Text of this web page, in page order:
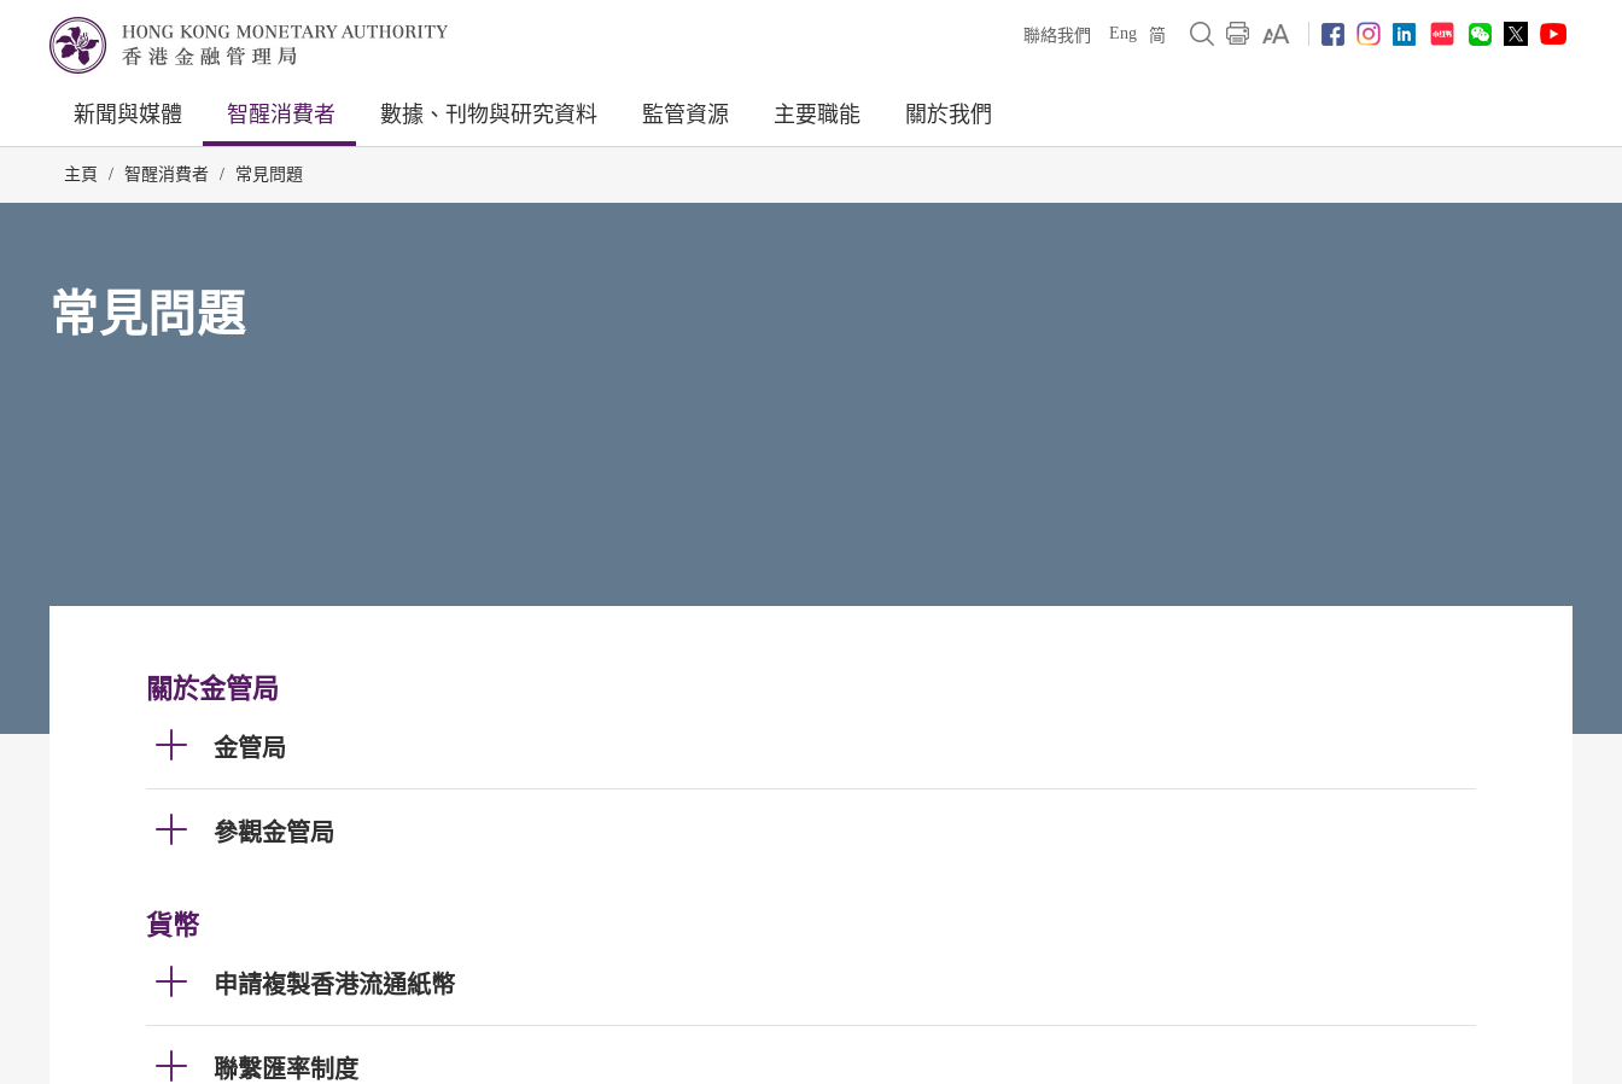
聯絡我們 Eng 简
新聞與媒體 智醒消費者 數據、刊物與研究資料 監管資源 主要職能 關於我們
主頁 / 智醒消費者 / 常見問題
常見問題
關於金管局
金管局
參觀金管局
貨幣
申請複製香港流通紙幣
聯繫匯率制度